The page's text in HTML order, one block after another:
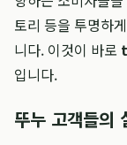
토리 등을 투명하
니다. 이것이 바로
입니다.
뚜누 고객들의